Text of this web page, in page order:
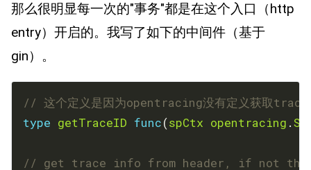
那么很明显每一次的"事务"都是在这个入口（http
entry）开启的。我写了如下的中间件（基于
gin）。
// 这个定义是因为opentracing没有定义获取
type getTraceID func(spCtx opentracing .
// get trace info from header, if not then